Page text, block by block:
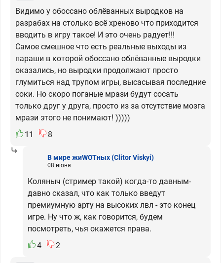
Видимо у обоссано облёванных выродков на
разрабах на столько всё хреново что приходится
вводить в игру такое! И это очень радует!!!
Самое смешное что есть реальные выходы из
параши в которой обоссано облёванные выродки
оказались, но выродки продолжают просто
глумиться над трупом игры, высасывая последние
соки. Но скоро поганые мрази будут сосать
только друг у друга, просто из за отсутствие мозга
мрази этого не понимают! )))))
11
8
В мире жиWOTных(Clitor Viskyi)
08 июня
Коляныч (стример такой) когда-то давным-
давно сказал, что как только введут
премиумную арту на высоких лвл - это конец
игре. Ну что ж, как говорится, будем
посмотреть, чья окажется права.
4
2